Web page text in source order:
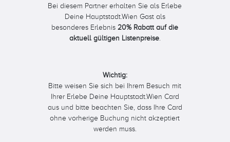
Bei diesem Partner erhalten Sie als Erlebe
Deine Hauptstadt.Wien Gast als
besonderes Erlebnis20% Rabatt auf die
aktuell gültigen Listenpreise.
Wichtig:
Bitte weisen Sie sich bei Ihrem Besuch mit
Ihrer Erlebe Deine Hauptstadt.Wien Card
aus und bitte beachten Sie, dass Ihre Card
ohne vorherige Buchung nicht akzeptiert
werden muss.